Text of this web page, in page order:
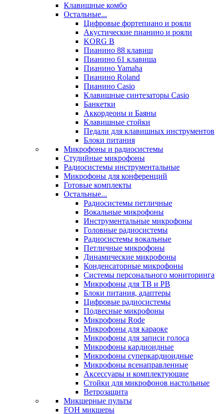
Клавишные комбо
Остальные...
Цифровые фортепиано и рояли
Акустические пианино и рояли
KORG B
Пианино 88 клавиш
Пианино 61 клавиша
Пианино Yamaha
Пианино Roland
Пианино Casio
Клавишные синтезаторы Casio
Банкетки
Аккордеоны и Баяны
Клавишные стойки
Педали для клавишных инструментов
Блоки питания
Микрофоны и радиосистемы
Студийные микрофоны
Радиосистемы инструментальные
Микрофоны для конференций
Готовые комплекты
Остальные...
Радиосистемы петличные
Вокальные микрофоны
Инструментальные микрофоны
Головные радиосистемы
Радиосистемы вокальные
Петличные микрофоны
Динамические микрофоны
Конденсаторные микрофоны
Системы персонального мониторинга
Микрофоны для ТВ и РВ
Блоки питания, адаптеры
Цифровые радиосистемы
Подвесные микрофоны
Микрофоны Rode
Микрофоны для караоке
Микрофоны для записи голоса
Микрофоны кардиоидные
Микрофоны суперкардиоидные
Микрофоны всенаправленные
Аксессуары и комплектующие
Стойки для микрофонов настольные
Ветрозащита
Микшерные пульты
FOH микшеры